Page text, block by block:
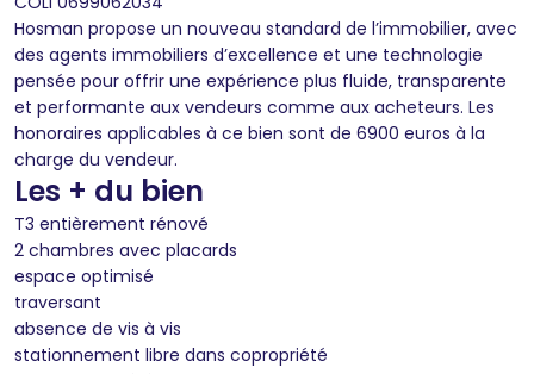
Hosman propose un nouveau standard de l’immobilier, avec
des agents immobiliers d’excellence et une technologie
pensée pour offrir une expérience plus fluide, transparente
et performante aux vendeurs comme aux acheteurs. Les
honoraires applicables à ce bien sont de 6900 euros à la
charge du vendeur.
Les + du bien
T3 entièrement rénové
2 chambres avec placards
espace optimisé
traversant
absence de vis à vis
stationnement libre dans copropriété